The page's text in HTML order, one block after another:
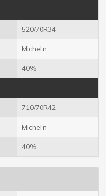
520/70R34
Michelin
40%
710/70R42
Michelin
40%